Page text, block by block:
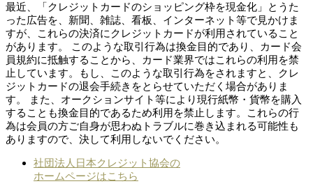
最近、「クレジットカードのショッピング枠を現金化」とうた
った広告を、新聞、雑誌、看板、インターネット等で見かけま
すが、これらの決済にクレジットカードが利用されていること
があります。 このような取引行為は換金目的であり、カード会
員規約に抵触することから、カード業界ではこれらの利用を禁
止しています。もし、このような取引行為をされますと、クレ
ジットカードの退会手続きをとらせていただく場合がありま
す。 また、オークションサイト等により現行紙幣・貨幣を購入
することも換金目的であるため利用を禁止します。これらの行
為は会員の方ご自身が思わぬトラブルに巻き込まれる可能性も
ありますので、決して利用しないでください。
社団法人日本クレジット協会の
ホームページはこちら